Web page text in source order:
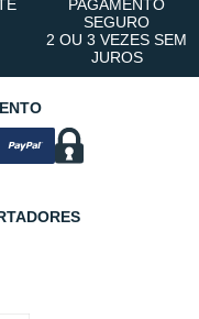
PAGAMENTO
SEGURO
2 OU 3 VEZES SEM
JUROS